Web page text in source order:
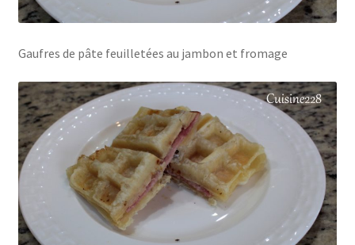
Gaufres de pâte feuilletées au jambon et fromage